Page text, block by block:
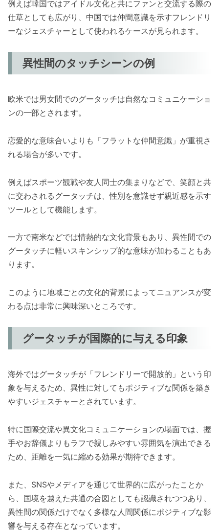
例えば韓国ではアイドル文化と共にファンと交流する際の
仕草としても広がり、中国では仲間意識を示すフレンドリ
ーなジェスチャーとして使われるケースが見られます。
異性間のタッチシーンの例
欧米では男女間でのグータッチは自然なコミュニケーショ
ンの一部とされます。
恋愛的な意味合いよりも「フラットな仲間意識」が重視さ
れる場合が多いです。
例えばスポーツ観戦や友人同士の集まりなどで、笑顔と共
に交わされるグータッチは、性別を意識せず親近感を示す
ツールとして機能します。
一方で南米などでは情熱的な文化背景もあり、異性間での
グータッチに軽いスキンシップ的な意味が加わることもあ
ります。
このように地域ごとの文化的背景によってニュアンスが変
わる点は非常に興味深いところです。
グータッチが国際的に与える印象
海外ではグータッチが「フレンドリーで開放的」という印
象を与えるため、異性に対してもポジティブな関係を築き
やすいジェスチャーとされています。
特に国際交流や異文化コミュニケーションの場面では、握
手やお辞儀よりもラフで親しみやすい雰囲気を演出できる
ため、距離を一気に縮める効果が期待できます。
また、SNSやメディアを通じて世界的に広がったことか
ら、国境を越えた共通の合図としても認識されつつあり、
異性間の関係だけでなく多様な人間関係にポジティブな影
響を与える存在となっています。